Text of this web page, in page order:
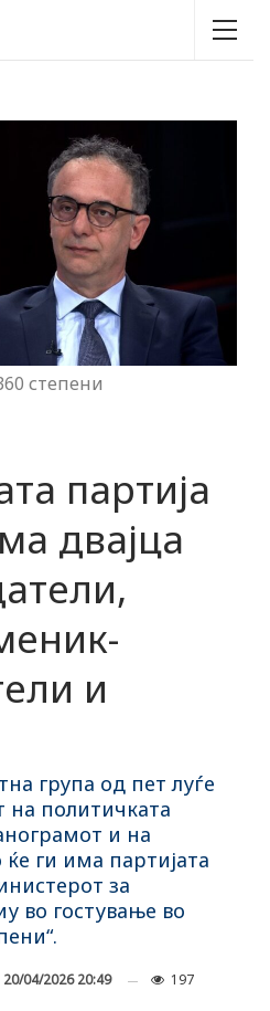
степени
партија
двајца
и
група од пет луѓе
на политичката
и на
ги има партијата
за
во гостување во
20/04/2026 20:49 197